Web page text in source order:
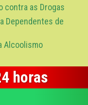
contra as Drogas
Dependentes de
Alcoolismo
horas